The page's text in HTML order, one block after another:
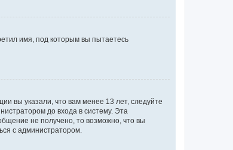
имя, под которым вы пытаетесь
вы указали, что вам менее 13 лет, следуйте
до входа в систему. Эта
не получено, то возможно, что вы
с администратором.